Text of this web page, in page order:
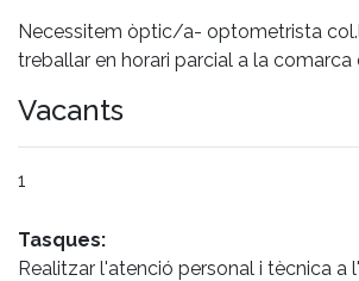
Necessitem òptic/a- optometrista
treballar en horari parcial a la comarca
Vacants
1
Tasques:
Realitzar l'atenció personal i tècnica a